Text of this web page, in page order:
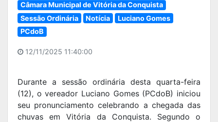
Câmara Municipal de Vitória da Conquista
Sessão Ordinária
Notícia
Luciano Gomes
PCdoB
12/11/2025 11:40:00
Durante a sessão ordinária desta quarta-feira
(12), o vereador Luciano Gomes (PCdoB) iniciou
seu pronunciamento celebrando a chegada das
chuvas em Vitória da Conquista. Segundo o